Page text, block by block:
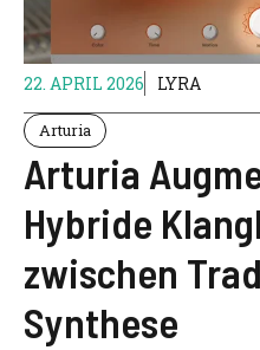
22. APRIL 2026 LYRA
Arturia
Arturia
Hybride
zwischen
Synthese